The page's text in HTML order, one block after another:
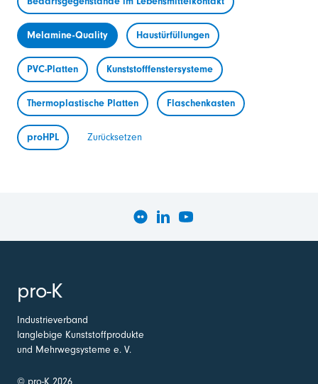
Melamine-Quality Haustürfüllungen
PVC-Platten Kunststofffenstersysteme
Thermoplastische Platten Flaschenkasten
proHPL Zurücksetzen
pro-K
Industrieverband
langlebige Kunststoffprodukte
und Mehrwegsysteme e. V.
© pro-K 2026